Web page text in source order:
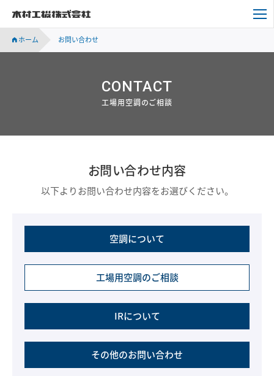
ホーム お問い合わせ
CONTACT
工場用空調のご相談
お問い合わせ内容
以下よりお問い合わせ内容をお選びください。
空調について
工場用空調のご相談
IRについて
その他のお問い合わせ